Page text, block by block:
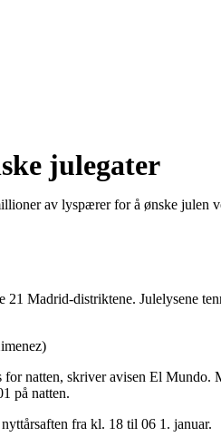
julegater
av lyspærer for å ønske
Madrid-distriktene. Julelysene
natten, skriver avisen El
på natten.
fra kl. 18 til 06 1. januar.